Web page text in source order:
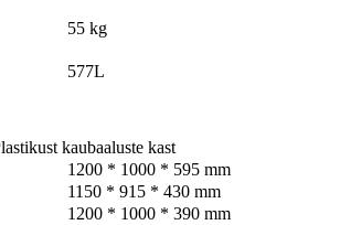
55 kg
577L
kaubaaluste kast
1200 * 1000 * 595 mm
1150 * 915 * 430 mm
1200 * 1000 * 390 mm